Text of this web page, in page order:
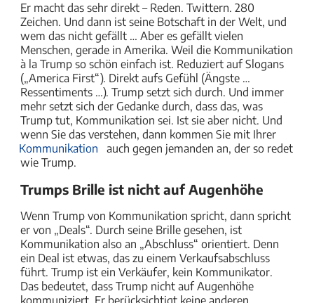
Er macht das sehr direkt – Reden. Twittern. 280
Zeichen. Und dann ist seine Botschaft in der Welt, und
wem das nicht gefällt … Aber es gefällt vielen
Menschen, gerade in Amerika. Weil die Kommunikation
à la Trump so schön einfach ist. Reduziert auf Slogans
(„America First“). Direkt aufs Gefühl (Ängste …
Ressentiments …). Trump setzt sich durch. Und immer
mehr setzt sich der Gedanke durch, dass das, was
Trump tut, Kommunikation sei. Ist sie aber nicht. Und
wenn Sie das verstehen, dann kommen Sie mit Ihrer
Kommunikation
auch gegen jemanden an, der so redet
wie Trump.
Trumps Brille ist nicht auf Augenhöhe
Wenn Trump von Kommunikation spricht, dann spricht
er von „Deals“. Durch seine Brille gesehen, ist
Kommunikation also an „Abschluss“ orientiert. Denn
ein Deal ist etwas, das zu einem Verkaufsabschluss
führt. Trump ist ein Verkäufer, kein Kommunikator.
Das bedeutet, dass Trump nicht auf Augenhöhe